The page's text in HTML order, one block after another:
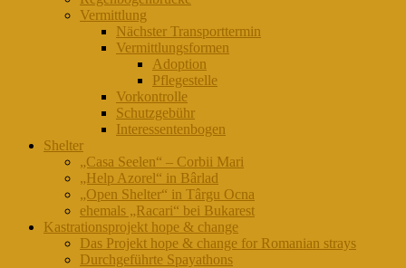
Vermittlung
Nächster Transporttermin
Vermittlungsformen
Adoption
Pflegestelle
Vorkontrolle
Schutzgebühr
Interessentenbogen
Shelter
„Casa Seelen“ – Corbii Mari
„Help Azorel“ in Bârlad
„Open Shelter“ in Târgu Ocna
ehemals „Racari“ bei Bukarest
Kastrationsprojekt hope & change
Das Projekt hope & change for Romanian strays
Durchgeführte Spayathons